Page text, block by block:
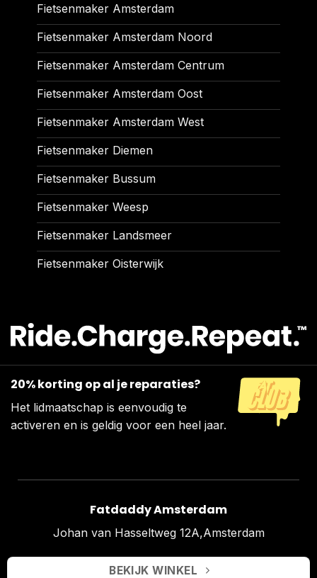
Fietsenmaker Amsterdam
Fietsenmaker Amsterdam Noord
Fietsenmaker Amsterdam Centrum
Fietsenmaker Amsterdam Oost
Fietsenmaker Amsterdam West
Fietsenmaker Diemen
Fietsenmaker Bussum
Fietsenmaker Weesp
Fietsenmaker Landsmeer
Fietsenmaker Oisterwijk
20% korting op al je reparaties?
Het lidmaatschap is eenvoudig te
activeren en is geldig voor een heel jaar.
Fatdaddy Amsterdam
Johan van Hasseltweg 12A,Amsterdam
BEKIJK WINKEL